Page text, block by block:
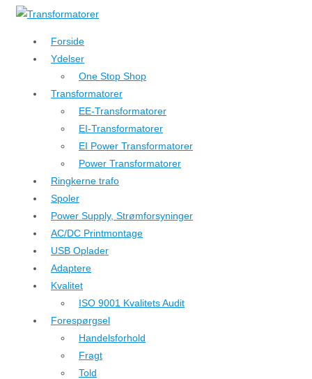
↓
hovedindhold
Forside
Ydelser
One Stop Shop
Transformatorer
EE-Transformatorer
EI-Transformatorer
EI Power Transformatorer
Power Transformatorer
Ringkerne trafo
Spoler
Power Supply, Strømforsyninger
AC/DC Printmontage
USB Oplader
Adaptere
Kvalitet
ISO 9001 Kvalitets Audit
Forespørgsel
Handelsforhold
Fragt
Told